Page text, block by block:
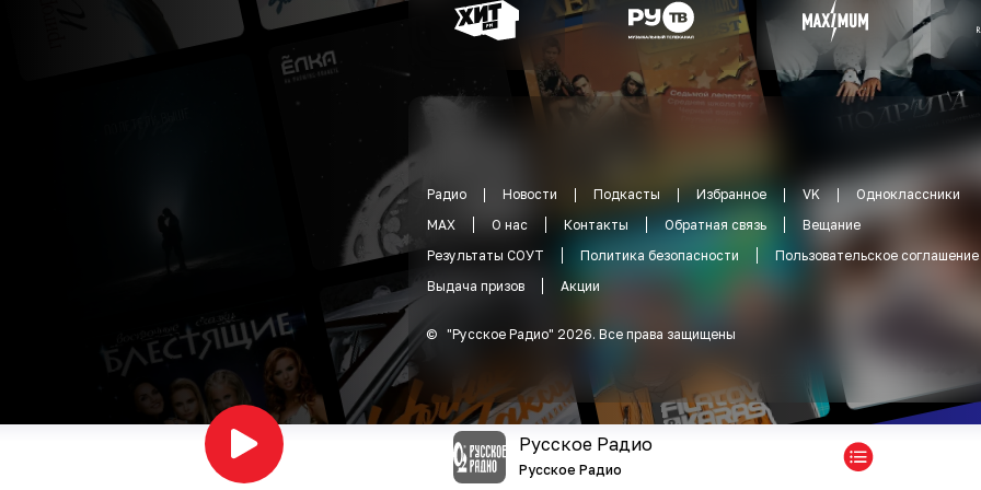
Радио Новости Подкасты Избранное VK
Одноклассники
MAX
О нас Контакты Обратная связь
Вещание
Результаты СОУТ
Политика безопасности
Пользовательское соглашение
Выдача призов
Акции
© "Русское Радио" 2026. Все права защищены
Русское Радио
Русское Радио